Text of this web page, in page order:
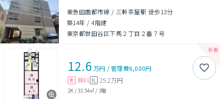
東急田園都市線 / 三軒茶屋駅 徒歩13分
築14年 /4階建
東京都世田谷区下馬２丁目２番７号
12.6 万円 /管理費6,000円
敷 無料 礼 25.2万円
2K /33.54㎡ / 3階